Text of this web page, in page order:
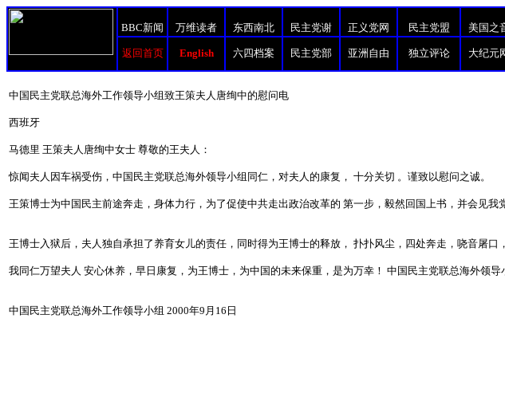
BBC新闻 万维读者 东西南北 民主党谢 正义党网 民主党盟 美国之
返回首页 English 六四档案 民主党部 亚洲自由 独立评论 大纪元
中国民主党联总海外工作领导小组致王策夫人唐绚中的慰问电
西班牙
马德里 王策夫人唐绚中女士 尊敬的王夫人：
惊闻夫人因车祸受伤，中国民主党联总海外领导小组同仁，对夫人的康复， 十分关切 。谨致以慰问之诚。
王策博士为中国民主前途奔走，身体力行，为了促使中共走出政治改革的 第一步，毅然回国上书，并会见
王博士入狱后，夫人独自承担了养育女儿的责任，同时得为王博士的释放， 扑扑风尘，四处奔走，哓音屠口
我同仁万望夫人 安心休养，早日康复，为王博士，为中国的未来保重，是为万幸！ 中国民主党联总海外领
中国民主党联总海外工作领导小组 2000年9月16日